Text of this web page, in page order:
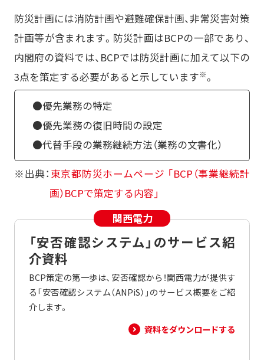
防災計画には消防計画や避難確保計画、非常災害対策
計画等が含まれます。防災計画はBCPの一部であり、
内閣府の資料では、BCPでは防災計画に加えて以下の
3点を策定する必要があると示しています※。
●優先業務の特定
●優先業務の復旧時間の設定
●代替手段の業務継続方法（業務の文書化）
※出典： 東京都防災ホームページ 「BCP（事業継続計
画）BCPで策定する内容」
「安否確認システム」のサービス紹
介資料
BCP策定の第一歩は、安否確認から！関西電力が提供す
る「安否確認システム（ANPiS）」のサービス概要をご紹
介します。
資料をダウンロードする